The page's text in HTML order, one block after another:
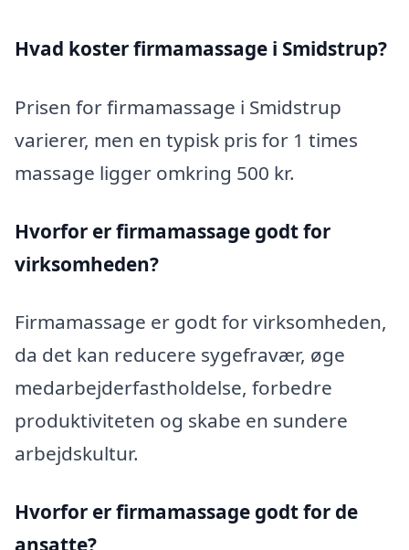
Hvad koster firmamassage i Smidstrup?
Prisen for firmamassage i Smidstrup
varierer, men en typisk pris for 1 times
massage ligger omkring 500 kr.
Hvorfor er firmamassage godt for
virksomheden?
Firmamassage er godt for virksomheden,
da det kan reducere sygefravær, øge
medarbejderfastholdelse, forbedre
produktiviteten og skabe en sundere
arbejdskultur.
Hvorfor er firmamassage godt for de
ansatte?